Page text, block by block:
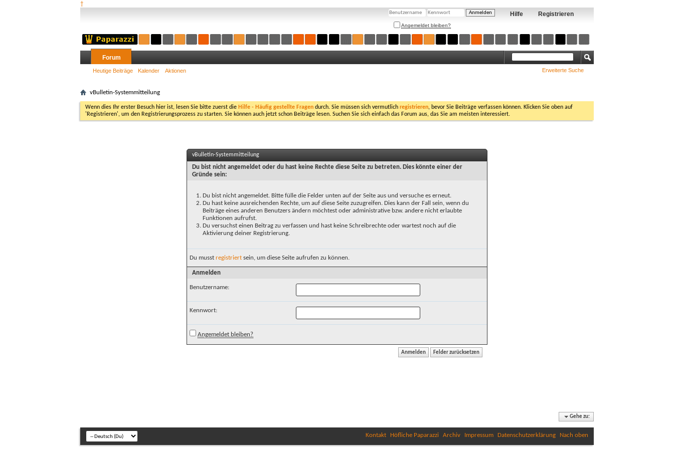
†
Registrieren
Hilfe
Angemeldet bleiben?
Forum
Heutige Beiträge Kalender Aktionen Erweiterte Suche
vBulletin-Systemmitteilung
Wenn dies Ihr erster Besuch hier ist, lesen Sie bitte zuerst die Hilfe - Häufig gestellte Fragen durch. Sie müssen sich vermutlich registrieren, bevor Sie Beiträge verfassen können. Klicken Sie oben auf
'Registrieren', um den Registrierungsprozess zu starten. Sie können auch jetzt schon Beiträge lesen. Suchen Sie sich einfach das Forum aus, das Sie am meisten interessiert.
vBulletin-Systemmitteilung
Du bist nicht angemeldet oder du hast keine Rechte diese Seite zu betreten. Dies könnte einer der
Gründe sein:
Du bist nicht angemeldet. Bitte fülle die Felder unten auf der Seite aus und versuche es erneut.
Du hast keine ausreichenden Rechte, um auf diese Seite zuzugreifen. Dies kann der Fall sein, wenn du
Beiträge eines anderen Benutzers ändern möchtest oder administrative bzw. andere nicht erlaubte
Funktionen aufrufst.
Du versuchst einen Beitrag zu verfassen und hast keine Schreibrechte oder wartest noch auf die
Aktivierung deiner Registrierung.
Du musst registriert sein, um diese Seite aufrufen zu können.
Anmelden
Benutzername:
Kennwort:
Angemeldet bleiben?
Gehe zu:
Kontakt Höfliche Paparazzi Archiv Impressum Datenschutzerklärung Nach oben